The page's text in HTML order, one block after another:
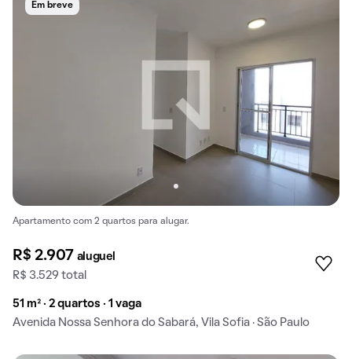
Em breve
Apartamento com 2 quartos para alugar.
R$ 2.907 aluguel
R$ 3.529 total
51 m² · 2 quartos · 1 vaga
Avenida Nossa Senhora do Sabará, Vila Sofia · São Paulo